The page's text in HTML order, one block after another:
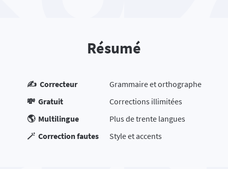
Résumé
✍️ Correcteur
Grammaire et orthographe
💸 Gratuit
Corrections illimitées
🌎 Multilingue
Plus de trente langues
🪄 Correction fautes
Style et accents